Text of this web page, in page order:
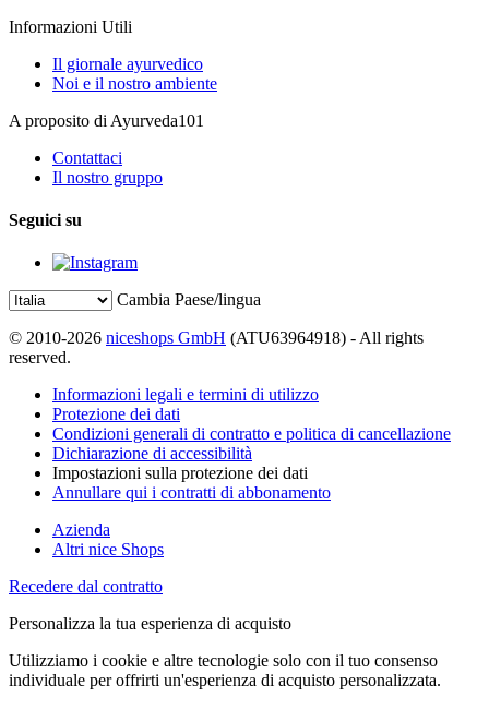
Informazioni Utili
Il giornale ayurvedico
Noi e il nostro ambiente
A proposito di Ayurveda101
Contattaci
Il nostro gruppo
Seguici su
Cambia Paese/lingua
© 2010-2026 niceshops GmbH (ATU63964918) - All rights
reserved.
Informazioni legali e termini di utilizzo
Protezione dei dati
Condizioni generali di contratto e politica di cancellazione
Dichiarazione di accessibilità
Impostazioni sulla protezione dei dati
Annullare qui i contratti di abbonamento
Azienda
Altri nice Shops
Recedere dal contratto
Personalizza la tua esperienza di acquisto
Utilizziamo i cookie e altre tecnologie solo con il tuo consenso
individuale per offrirti un'esperienza di acquisto personalizzata.